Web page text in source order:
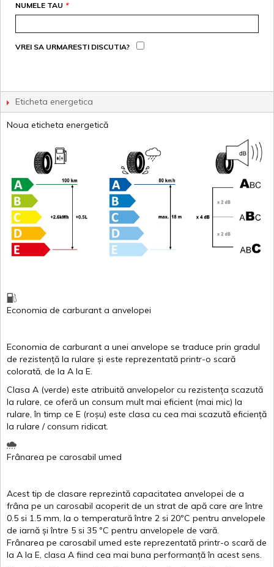
*
NUMELE TAU
VREI SA URMARESTI DISCUTIA?
Eticheta energetica
Noua eticheta energetică
Economia de carburant a anvelopei
Economia de carburant a unei anvelope se traduce prin gradul
de rezistență la rulare și este reprezentată printr-o scară
colorată, de la A la E.
Clasa A (verde) este atribuită anvelopelor cu rezistența scazută
la rulare, ce oferă un consum mult mai eficient (mai mic) la
rulare,în timp ce E (roșu) este clasa cu cea mai scazută eficiență
la rulare /consum ridicat.
Frânarea pe carosabil umed
Acest tip de clasare reprezintă capacitatea anvelopei de a
frâna pe un carosabil acoperit de un strat de apă care areîntre
0.5 si 1.5 mm, la o temperatură între 2 si 20ºC pentru anvelopele
de iarnă și între 5 si 35 ºC pentru anvelopele de vară.
Frânarea pe carosabil umed este reprezentată printr-o scară de
la A la E, clasa A fiind cea mai buna performanță în acest sens.